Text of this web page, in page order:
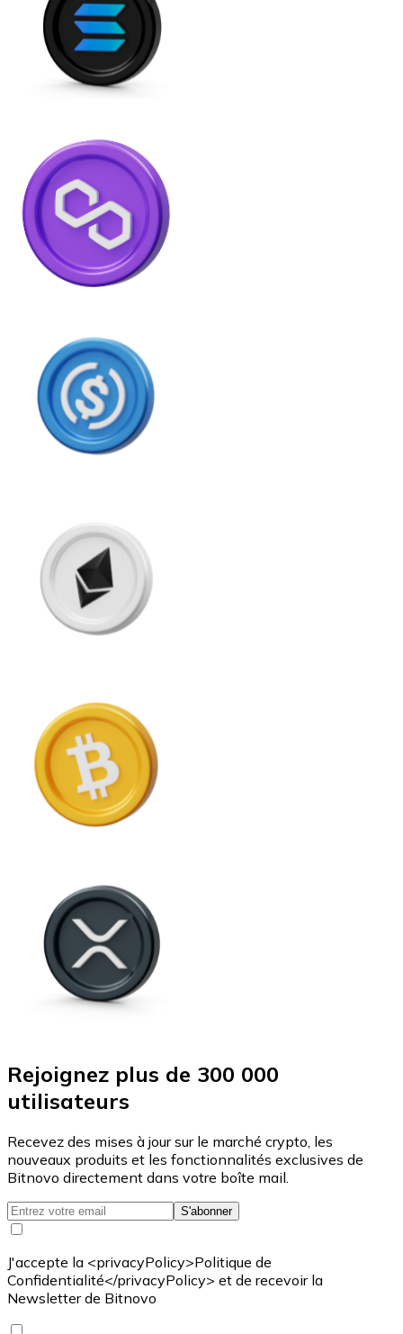
Rejoignez plus de 300 000
utilisateurs
Recevez des mises à jour sur le marché crypto, les
nouveaux produits et les fonctionnalités exclusives de
Bitnovo directement dans votre boîte mail.
S'abonner
J'accepte la <privacyPolicy>Politique de
Confidentialité</privacyPolicy> et de recevoir la
Newsletter de Bitnovo